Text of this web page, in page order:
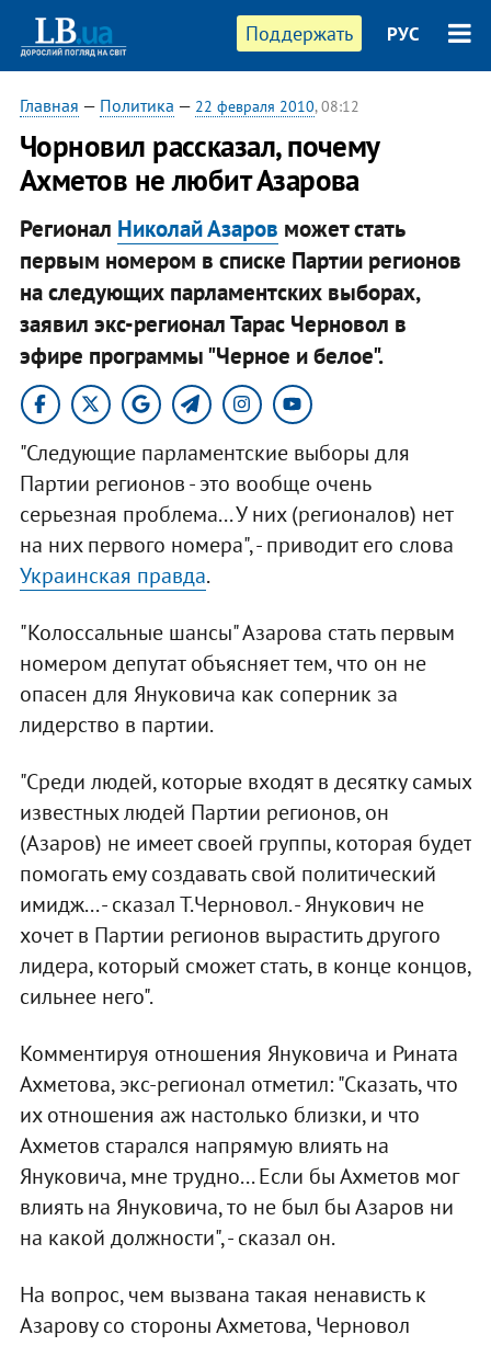
Поддержать РУС
Главная — Политика — 22 февраля 2010, 08:12
Чорновил рассказал, почему
Ахметов не любит Азарова
Регионал Николай Азаров может стать
первым номером в списке Партии регионов
на следующих парламентских выборах,
заявил экс-регионал Тарас Черновол в
эфире программы "Черное и белое".
"Следующие парламентские выборы для
Партии регионов - это вообще очень
серьезная проблема... У них (регионалов) нет
на них первого номера", - приводит его слова
Украинская правда.
"Колоссальные шансы" Азарова стать первым
номером депутат объясняет тем, что он не
опасен для Януковича как соперник за
лидерство в партии.
"Среди людей, которые входят в десятку самых
известных людей Партии регионов, он
(Азаров) не имеет своей группы, которая будет
помогать ему создавать свой политический
имидж... - сказал Т.Черновол. - Янукович не
хочет в Партии регионов вырастить другого
лидера, который сможет стать, в конце концов,
сильнее него".
Комментируя отношения Януковича и Рината
Ахметова, экс-регионал отметил: "Сказать, что
их отношения аж настолько близки, и что
Ахметов старался напрямую влиять на
Януковича, мне трудно... Если бы Ахметов мог
влиять на Януковича, то не был бы Азаров ни
на какой должности", - сказал он.
На вопрос, чем вызвана такая ненависть к
Азарову со стороны Ахметова, Черновол